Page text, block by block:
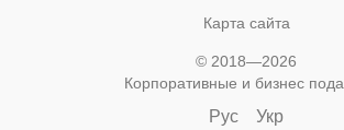
Карта сайта
© 2018—2026
Корпоративные и бизнес
Рус Укр